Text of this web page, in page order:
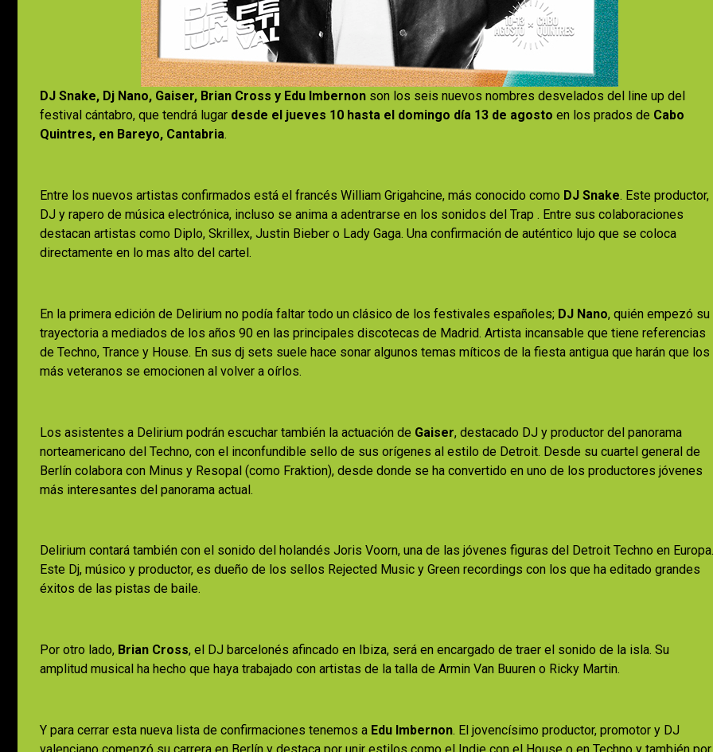
DJ Snake, Dj Nano, Gaiser, Brian Cross y Edu Imbernon son los seis nuevos nombres desvelados del line up del
festival cántabro, que tendrá lugar desde el jueves 10 hasta el domingo día 13 de agosto en los prados de Cabo
Quintres, en Bareyo, Cantabria.
Entre los nuevos artistas confirmados está el francés William Grigahcine, más conocido como DJ Snake. Este productor,
DJ y rapero de música electrónica, incluso se anima a adentrarse en los sonidos del Trap . Entre sus colaboraciones
destacan artistas como Diplo, Skrillex, Justin Bieber o Lady Gaga. Una confirmación de auténtico lujo que se coloca
directamente en lo mas alto del cartel.
En la primera edición de Delirium no podía faltar todo un clásico de los festivales españoles; DJ Nano, quién empezó su
trayectoria a mediados de los años 90 en las principales discotecas de Madrid. Artista incansable que tiene referencias
de Techno, Trance y House. En sus dj sets suele hace sonar algunos temas míticos de la fiesta antigua que harán que los
más veteranos se emocionen al volver a oírlos.
Los asistentes a Delirium podrán escuchar también la actuación de Gaiser, destacado DJ y productor del panorama
norteamericano del Techno, con el inconfundible sello de sus orígenes al estilo de Detroit. Desde su cuartel general de
Berlín colabora con Minus y Resopal (como Fraktion), desde donde se ha convertido en uno de los productores jóvenes
más interesantes del panorama actual.
Delirium contará también con el sonido del holandés Joris Voorn, una de las jóvenes figuras del Detroit Techno en Europa.
Este Dj, músico y productor, es dueño de los sellos Rejected Music y Green recordings con los que ha editado grandes
éxitos de las pistas de baile.
Por otro lado, Brian Cross, el DJ barcelonés afincado en Ibiza, será en encargado de traer el sonido de la isla. Su
amplitud musical ha hecho que haya trabajado con artistas de la talla de Armin Van Buuren o Ricky Martin.
Y para cerrar esta nueva lista de confirmaciones tenemos a Edu Imbernon. El jovencísimo productor, promotor y DJ